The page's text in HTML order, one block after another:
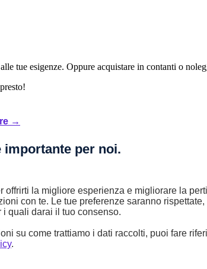
tue esigenze. Oppure acquistare in contanti o
è valida fino al 31/07/2026. Salvo approvazione
→
importante per noi.
offrirti la migliore esperienza e migliorare la
con te. Le tue preferenze saranno rispettate,
i quali darai il tuo consenso.
su come trattiamo i dati raccolti, puoi fare
.